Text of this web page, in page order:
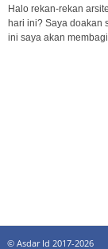
Halo rekan-rekan
hari ini? Saya doakan
ini saya akan
© Asdar Id 2017-2026